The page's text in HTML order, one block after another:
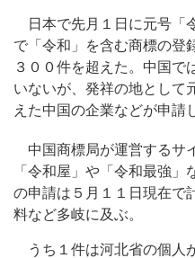
日本で先月１日に元号「
で「令和」を含む商標の登
３００件を超えた。中国で
いないが、発祥の地として
えた中国の企業などが申請
中国商標局が運営するサ
「令和屋」や「令和最強
の申請は５月１１日現在で
料など多岐に及ぶ。
うち１件は河北省の個人